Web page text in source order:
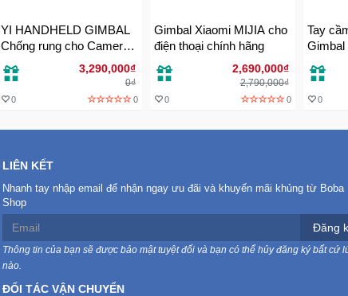
YI HANDHELD GIMBAL
Chống rung cho Camera
Sport hành động3,290,000₫
0₫
0 0
Gimbal Xiaomi MIJIA cho
điện thoại chính hãng
2,690,000₫
2,790,000₫
0 0
Tay
Gimbal
0
LIÊN KẾT
Nhanh tay nhập email để nhận ngay ưu đãi và khuyến mãi khủng từ Boba
Shop
Đăng
Thông tin của bạn sẽ được bảo mật tuyệt đối và bạn có thể hủy đăng ký bất cứ
nào.
ĐỐI TÁC VẬN CHUYỂN